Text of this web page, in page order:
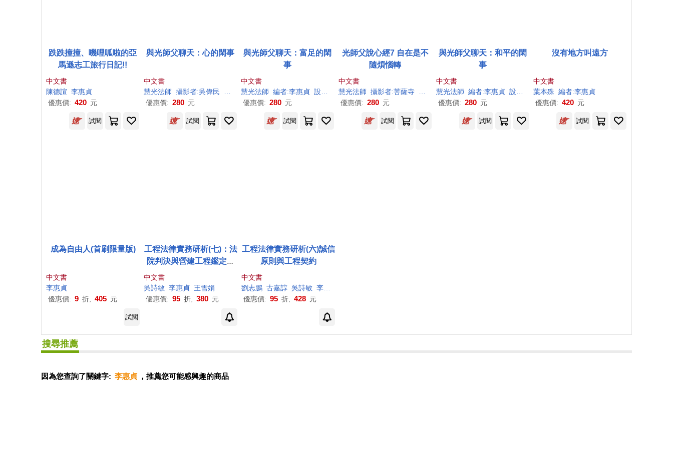
跌跌撞撞、嘰哩呱啦的亞
馬遜志工旅行日記!!
中文書
陳德諠 李惠貞
優惠價: 420 元
與光師父聊天：心的閑事
中文書
慧光法師 攝影者:吳偉民 李惠貞 設計者:霧室 繪者:林怡芬
優惠價: 280 元
與光師父聊天：富足的閑
事
中文書
慧光法師 編者:李惠貞 設計者:霧室
繪者:沐冉
優惠價: 280 元
光師父說心經7 自在是不
隨煩惱轉
中文書
慧光法師 攝影者:菩薩寺 李惠貞 繪者:邱秉恆
優惠價: 280 元
與光師父聊天：和平的閑
事
中文書
慧光法師 編者:李惠貞 設計者:霧室
繪者:林瓊瑛
優惠價: 280 元
沒有地方叫遠方
中文書
葉本殊 編者:李惠貞
優惠價: 420 元
試閱 試閱 試閱 試閱 試閱 試閱
成為自由人(首刷限量版)
中文書
李惠貞
優惠價: 9 折, 405 元
工程法律實務研析(七)：法
院判決與營建工程鑑定之
中文書
吳詩敏 李惠貞 王雪娟
優惠價: 95 折, 380 元
工程法律實務研析(六)誠信
原則與工程契約
中文書
劉志鵬 古嘉諄 吳詩敏 李惠
優惠價: 95 折, 428 元
試閱
搜尋推薦
因為您查詢了關鍵字: 李惠貞 ，推薦您可能感興趣的商品